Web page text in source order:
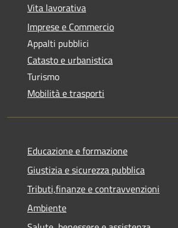
Vita lavorativa
Imprese e Commercio
Appalti pubblici
Catasto e urbanistica
Turismo
Mobilità e trasporti
Educazione e formazione
Giustizia e sicurezza pubblica
Tributi,finanze e contravvenzioni
Ambiente